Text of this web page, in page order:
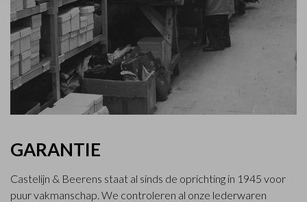
GARANTIE
Castelijn & Beerens staat al sinds de oprichting in 1945 voor
puur vakmanschap. We controleren al onze lederwaren